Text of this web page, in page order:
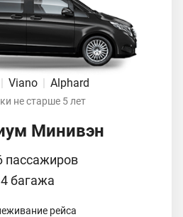
| Viano | Alphard
не старше 5 лет
Минивэн
пассажиров
4 багажа
рейса